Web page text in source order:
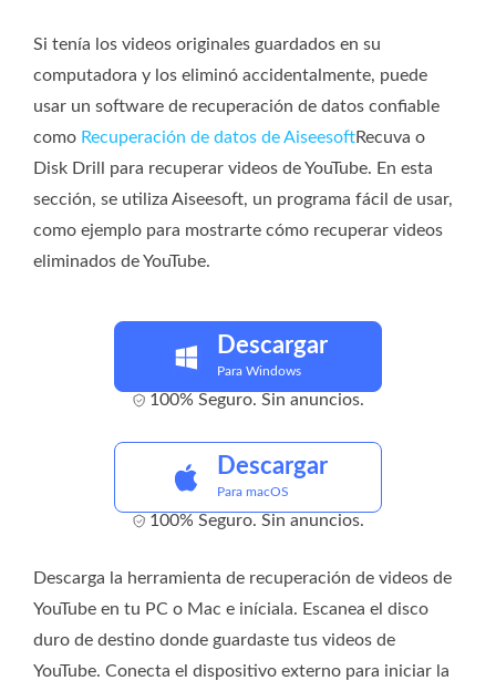
Si tenía los videos originales guardados en su
computadora y los eliminó accidentalmente, puede
usar un software de recuperación de datos confiable
como Recuperación de datos de AiseesoftRecuva o
Disk Drill para recuperar videos de YouTube. En esta
sección, se utiliza Aiseesoft, un programa fácil de usar,
como ejemplo para mostrarte cómo recuperar videos
eliminados de YouTube.
Descargar
Para Windows
100% Seguro. Sin anuncios.
Descargar
Para macOS
100% Seguro. Sin anuncios.
Descarga la herramienta de recuperación de videos de
YouTube en tu PC o Mac e iníciala. Escanea el disco
duro de destino donde guardaste tus videos de
YouTube. Conecta el dispositivo externo para iniciar la